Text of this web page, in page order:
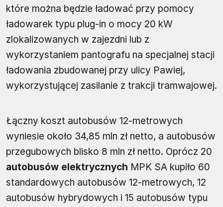
które można będzie ładować przy pomocy
ładowarek typu plug-in o mocy 20 kW
zlokalizowanych w zajezdni lub z
wykorzystaniem pantografu na specjalnej stacji
ładowania zbudowanej przy ulicy Pawiej,
wykorzystującej zasilanie z trakcji tramwajowej.
Łączny koszt autobusów 12-metrowych
wyniesie około 34,85 mln zł netto, a autobusów
przegubowych blisko 8 mln zł netto. Oprócz 20
autobusów elektrycznych MPK SA kupiło 60
standardowych autobusów 12-metrowych, 12
autobusów hybrydowych i 15 autobusów typu